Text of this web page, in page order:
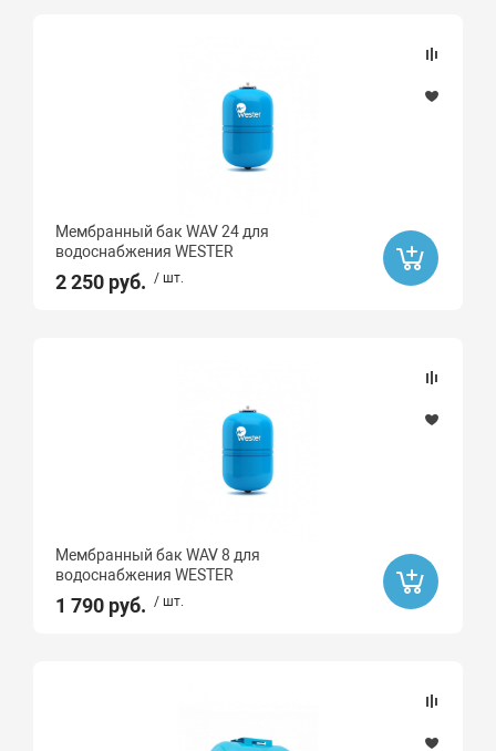
Мембранный бак WAV 24 для
водоснабжения WESTER
2 250 руб. / шт.
Мембранный бак WAV 8 для
водоснабжения WESTER
1 790 руб. / шт.